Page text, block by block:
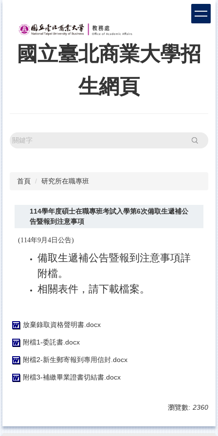
國立臺北商業大學招
生網頁
搜尋
首頁 研究所在職專班
114學年度碩士在職專班考試入學第6次備取生遞補公
告暨報到注意事項
(114年9月4日公告)
備取生遞補公告暨報到注意事項詳
附檔。
相關表件，請下載檔案。
放棄錄取資格聲明書.docx
附檔1-委託書.docx
附檔2-新生郵寄報到專用信封.docx
附檔3-補繳畢業證書切結書.docx
瀏覽數: 2360